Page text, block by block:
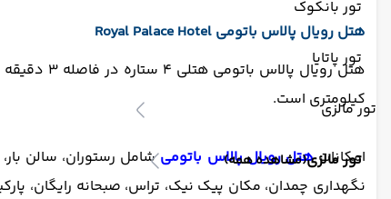
تور بانکوک
تور پاتایا
تور مالزی
تور مالزی(مشاهده همه)
هتل رویال پالاس باتومی Royal Palace Hotel
کیلومتری است.
امکاناتهتل رویال پالاس باتومیشامل رستوران، سالن بار،
نگهداری چمدان، مکان پیک نیک، تراس، صبحانه رایگان،